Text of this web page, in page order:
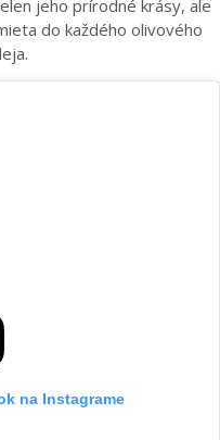
jeho prírodné krásy, ale
do každého olivového
na Instagrame